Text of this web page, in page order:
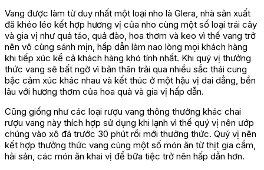
Vang được làm từ duy nhất một loại nho là Glera, nhà sản xuất
đã khéo léo kết hợp hương vị của nho cùng một số loại trái cây
và gia vị như quả táo, quả đào, hoa thơm và keo vì thế vang trở
nên vô cùng sánh mịn, hấp dẫn làm nao lòng mọi khách hàng
khi tiếp xúc kể cả khách hàng khó tính nhất. Khi quý vị thưởng
thức vang sẽ bất ngờ vì bản thân trải qua nhiều sắc thái cung
bậc cảm xúc khác nhau và kết thúc ở một hậu vị dai dẳng, bền
lâu với hương thơm của hoa quả và gia vị hấp dẫn.
Cũng giống như các loại rượu vang thông thường khác chai
rượu vang này thích hợp sử dụng khi lạnh vì thế quý vị nên ướp
chúng vào xô đá trước 30 phút rồi mới thưởng thức. Quý vị nên
kết hợp thưởng thức vang cùng một số món ăn từ thịt gia cầm,
hải sản, các món ăn khai vị để bữa tiệc trở nên hấp dẫn hơn.